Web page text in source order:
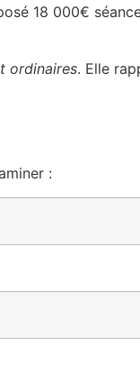
18 000€
ordinaires. Elle
: